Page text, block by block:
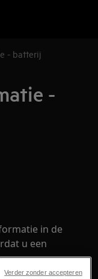
- batterij
-
in de
u een
manuals/
Verder zonder accepteren